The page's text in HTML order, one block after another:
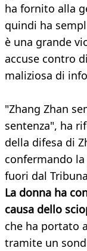
ha fornito alla
quindi ha
è una grande
accuse contro
maliziosa di
"Zhang Zhan
sentenza", ha
della difesa di
confermando
fuori dal
La donna ha
causa dello
che ha portato
tramite un